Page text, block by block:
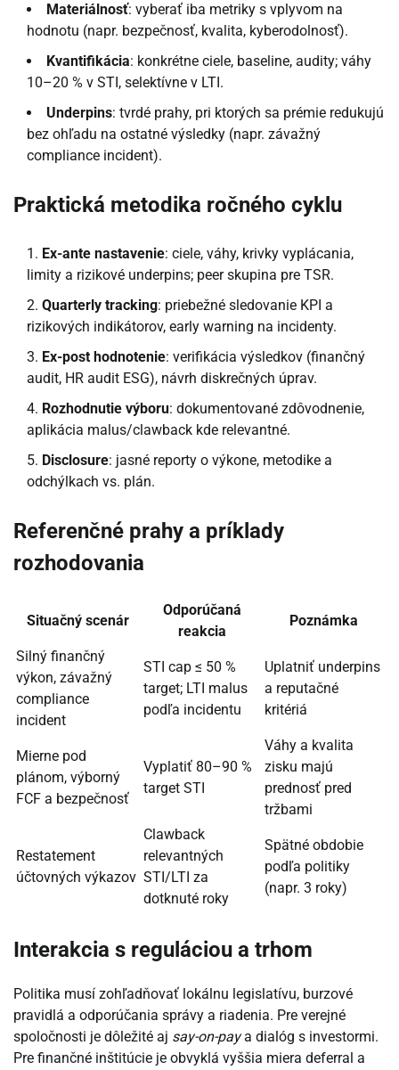
Materiálnosť: vyberať iba metriky s vplyvom na
hodnotu (napr. bezpečnosť, kvalita, kyberodolnosť).
Kvantifikácia: konkrétne ciele, baseline, audity; váhy
10–20 % v STI, selektívne v LTI.
Underpins: tvrdé prahy, pri ktorých sa prémie redukujú
bez ohľadu na ostatné výsledky (napr. závažný
compliance incident).
Praktická metodika ročného cyklu
Ex-ante nastavenie: ciele, váhy, krivky vyplácania,
limity a rizikové underpins; peer skupina pre TSR.
Quarterly tracking: priebežné sledovanie KPI a
rizikových indikátorov, early warning na incidenty.
Ex-post hodnotenie: verifikácia výsledkov (finančný
audit, HR audit ESG), návrh diskrečných úprav.
Rozhodnutie výboru: dokumentované zdôvodnenie,
aplikácia malus/clawback kde relevantné.
Disclosure: jasné reporty o výkone, metodike a
odchýlkach vs. plán.
Referenčné prahy a príklady
rozhodovania
Situačný scenár
Odporúčaná
reakcia
Poznámka
Silný finančný
výkon, závažný
compliance
incident
STI cap ≤ 50 %
target; LTI malus
podľa incidentu
Uplatniť underpins
a reputačné
kritériá
Mierne pod
plánom, výborný
FCF a bezpečnosť
Vyplatiť 80–90 %
target STI
Váhy a kvalita
zisku majú
prednosť pred
tržbami
Restatement
účtovných výkazov
Clawback
relevantných
STI/LTI za
dotknuté roky
Spätné obdobie
podľa politiky
(napr. 3 roky)
Interakcia s reguláciou a trhom
Politika musí zohľadňovať lokálnu legislatívu, burzové
pravidlá a odporúčania správy a riadenia. Pre verejné
spoločnosti je dôležité aj say-on-paya dialóg s investormi.
Pre finančné inštitúcie je obvyklá vyššia miera deferral a